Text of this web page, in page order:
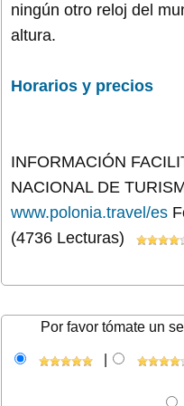
ningún otro reloj del
altura.
Horarios y precios
INFORMACIÓN
NACIONAL DE
www.polonia.travel/es
(4736 Lecturas)
Por favor tómate un